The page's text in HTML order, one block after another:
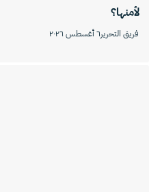
لأمنها؟
فريق التحرير٦ أغسطس ٢٠٢٦